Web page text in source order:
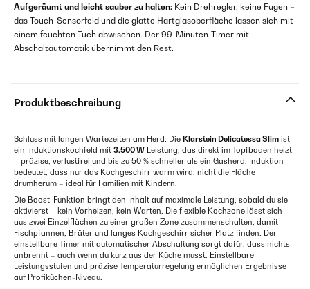
Aufgeräumt und leicht sauber zu halten: Kein Drehregler, keine Fugen –
das Touch-Sensorfeld und die glatte Hartglasoberfläche lassen sich mit
einem feuchten Tuch abwischen. Der 99-Minuten-Timer mit
Abschaltautomatik übernimmt den Rest.
Produktbeschreibung
Schluss mit langen Wartezeiten am Herd: Die Klarstein Delicatessa Slim ist
ein Induktionskochfeld mit 3.500 W Leistung, das direkt im Topfboden heizt
– präzise, verlustfrei und bis zu 50 % schneller als ein Gasherd. Induktion
bedeutet, dass nur das Kochgeschirr warm wird, nicht die Fläche
drumherum – ideal für Familien mit Kindern.
Die Boost-Funktion bringt den Inhalt auf maximale Leistung, sobald du sie
aktivierst – kein Vorheizen, kein Warten. Die flexible Kochzone lässt sich
aus zwei Einzelflächen zu einer großen Zone zusammenschalten, damit
Fischpfannen, Bräter und langes Kochgeschirr sicher Platz finden. Der
einstellbare Timer mit automatischer Abschaltung sorgt dafür, dass nichts
anbrennt – auch wenn du kurz aus der Küche musst. Einstellbare
Leistungsstufen und präzise Temperaturregelung ermöglichen Ergebnisse
auf Profiküchen-Niveau.